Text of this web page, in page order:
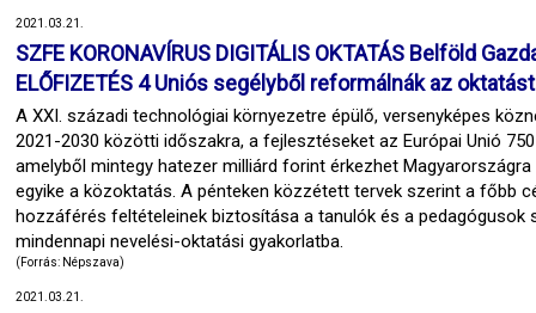
2021.03.21.
SZFE KORONAVÍRUS DIGITÁLIS OKTATÁS Belföld
ELŐFIZETÉS 4 Uniós segélyből reformálnák az oktatást
A XXI. századi technológiai környezetre épülő, versenyképes
2021-2030 közötti időszakra, a fejlesztéseket az Európai Unió
amelyből mintegy hatezer milliárd forint érkezhet
egyike a közoktatás. A pénteken közzétett tervek szerint a főbb
hozzáférés feltételeinek biztosítása a tanulók és a
mindennapi nevelési-oktatási gyakorlatba.
(Forrás: Népszava)
2021.03.21.